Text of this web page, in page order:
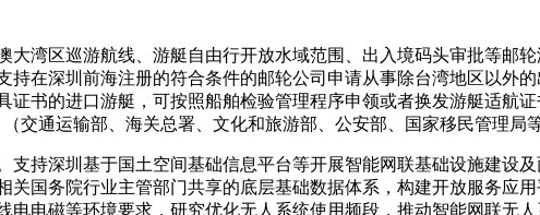
大湾区巡游航线、游艇自由行开放水域范围、出入境码头审批等邮
在深圳前海注册的符合条件的邮轮公司申请从事除台湾地区以外
书的进口游艇，可按照船舶检验管理程序申领或者换发游艇适航
交通运输部、海关总署、文化和旅游部、公安部、国家移民管理局
支持深圳基于国土空间基础信息平台等开展智能网联基础设施建设
国务院行业主管部门共享的底层基础数据体系，构建开放服务应
电磁等环境要求，研究优化无人系统使用频段，推动智能网联无